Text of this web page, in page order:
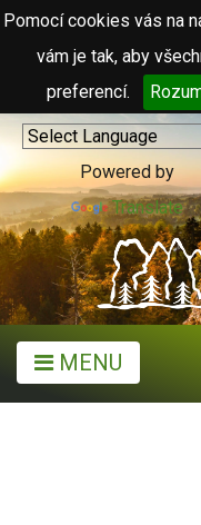
Pomocí cookies vás na
vám je tak, aby
preferencí.
Powered by
Translate
MENU